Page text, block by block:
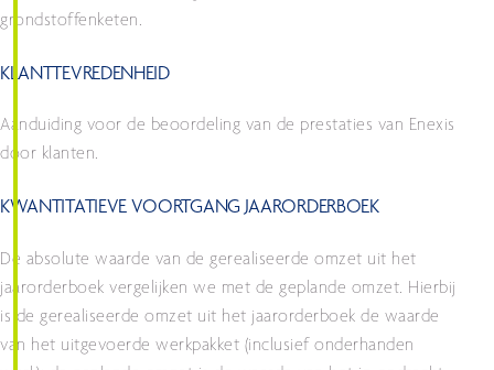
grondstoffenketen.
KLANTTEVREDENHEID
Aanduiding voor de beoordeling van de prestaties van Enexis
door klanten.
KWANTITATIEVE VOORTGANG JAARORDERBOEK
De absolute waarde van de gerealiseerde omzet uit het
jaarorderboek vergelijken we met de geplande omzet. Hierbij
is de gerealiseerde omzet uit het jaarorderboek de waarde
van het uitgevoerde werkpakket (inclusief onderhanden